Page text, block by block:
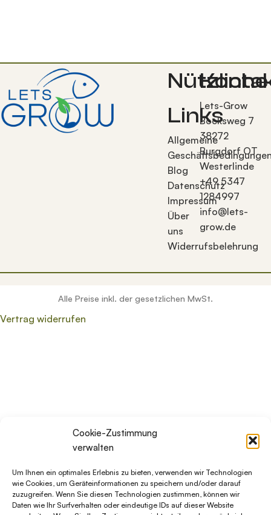
Cookie-Zustimmung
verwalten
Um Ihnen ein optimales Erlebnis zu bieten, verwenden wir Technologien
wie Cookies, um Geräteinformationen zu speichern und/oder darauf
zuzugreifen. Wenn Sie diesen Technologien zustimmen, können wir
Daten wie Ihr Surfverhalten oder eindeutige IDs auf dieser Website
Nützliche
Links
Allgemeine
Blog
Datenschutz
Impressum
Über
uns
Widerrufsbelehrung
Lets-Grow
Bocksweg 7
38272
Burgdorf OT
Westerlinde
+49 5347
1284997
info@lets-
grow.de
Alle Preise inkl. der gesetzlichen MwSt.
Vertrag widerrufen